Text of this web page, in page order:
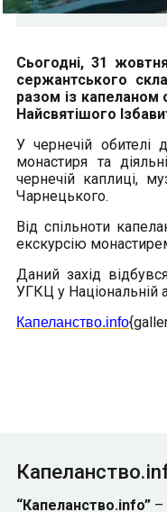
Сьогодні, 31
сержантського
разом із
Найсвятішого
У чернечій обителі
монастиря та
чернечій каплиці,
Чарнецького.
Від спільноти
екскурсію
Даний захід
УГКЦ у Національній
Капеланство.info
“Капеланство.info” –